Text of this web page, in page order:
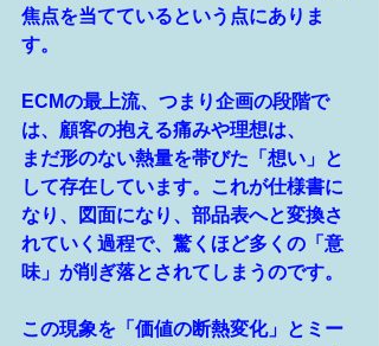
焦点を当てているという点にありま
す。
ECMの最上流、つまり企画の段階で
は、顧客の抱える痛みや理想は、
まだ形のない熱量を帯びた「想い」と
して存在しています。これが仕様書に
なり、図面になり、部品表へと変換さ
れていく過程で、驚くほど多くの「意
味」が削ぎ落とされてしまうのです。
この現象を「価値の断熱変化」とミー